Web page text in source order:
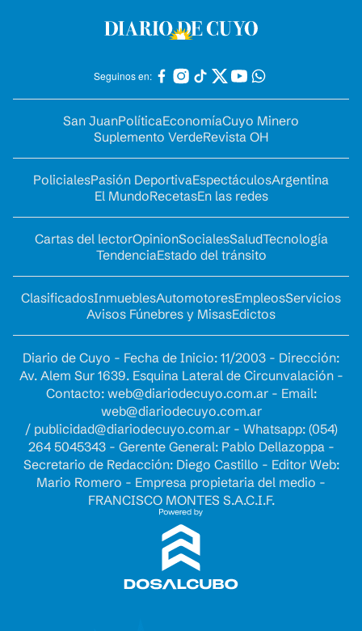
Seguinos en:
San JuanPolíticaEconomíaCuyo Minero
Suplemento VerdeRevista OH
PolicialesPasión DeportivaEspectáculosArgentina
El MundoRecetasEn las redes
Cartas del lectorOpinionSocialesSaludTecnología
TendenciaEstado del tránsito
ClasificadosInmueblesAutomotoresEmpleosServicios
Avisos Fúnebres y MisasEdictos
Diario de Cuyo - Fecha de Inicio: 11/2003 - Dirección:
Av. Alem Sur 1639. Esquina Lateral de Circunvalación -
Contacto: web@diariodecuyo.com.ar- Email:
web@diariodecuyo.com.ar
/ publicidad@diariodecuyo.com.ar- Whatsapp: (054)
264 5045343 - Gerente General: Pablo Dellazoppa -
Secretario de Redacción: Diego Castillo - Editor Web:
Mario Romero - Empresa propietaria del medio -
FRANCISCO MONTES S.A.C.I.F.